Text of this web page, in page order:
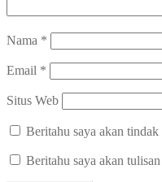
Nama *
Email *
Situs Web
Beritahu saya akan
Beritahu saya akan